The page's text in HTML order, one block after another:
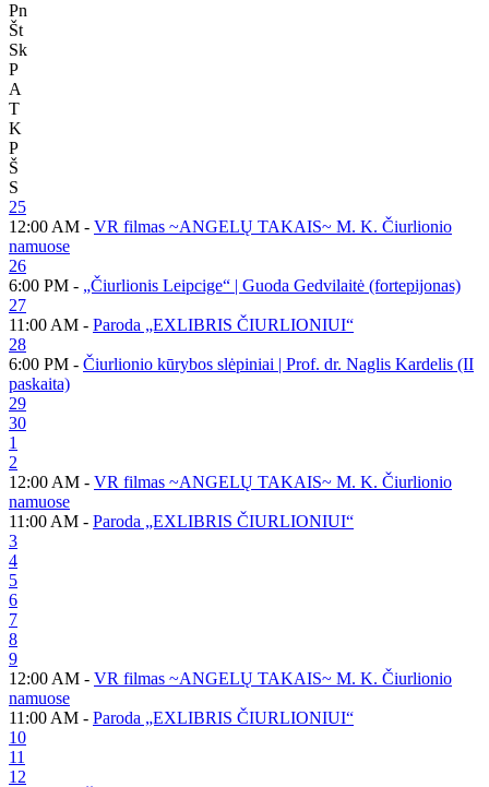
Pn
Št
Sk
P
A
T
K
P
Š
S
25
12:00 AM - VR filmas ~ANGELŲ TAKAIS~ M. K. Čiurlionio
namuose
26
6:00 PM - „Čiurlionis Leipcige“ | Guoda Gedvilaitė (fortepijonas)
27
11:00 AM - Paroda „EXLIBRIS ČIURLIONIUI“
28
6:00 PM - Čiurlionio kūrybos slėpiniai | Prof. dr. Naglis Kardelis (II
paskaita)
29
30
1
2
12:00 AM - VR filmas ~ANGELŲ TAKAIS~ M. K. Čiurlionio
namuose
11:00 AM - Paroda „EXLIBRIS ČIURLIONIUI“
3
4
5
6
7
8
9
12:00 AM - VR filmas ~ANGELŲ TAKAIS~ M. K. Čiurlionio
namuose
11:00 AM - Paroda „EXLIBRIS ČIURLIONIUI“
10
11
12